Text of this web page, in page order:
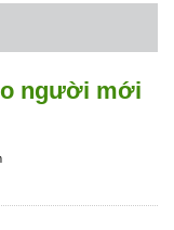
người mới